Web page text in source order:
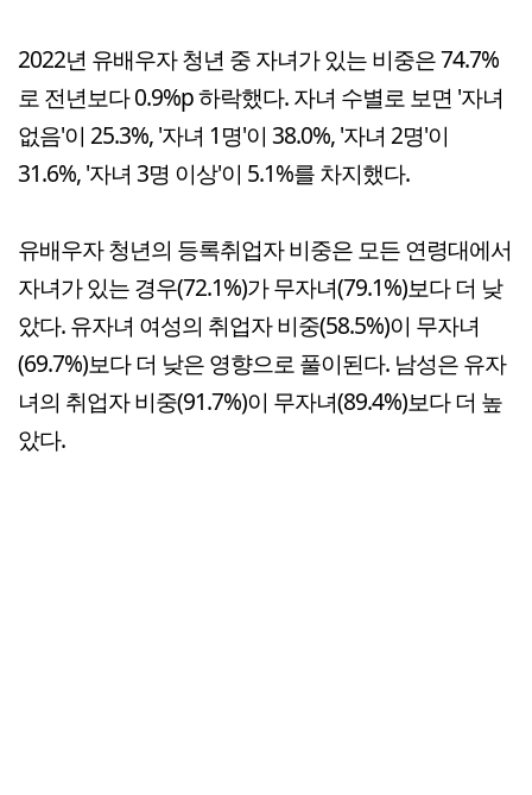
2022년 유배우자 청년 중 자녀가 있는 비중은 74.7%
로 전년보다 0.9%p 하락했다. 자녀 수별로 보면 '자녀
없음'이 25.3%, '자녀 1명'이 38.0%, '자녀 2명'이
31.6%, '자녀 3명 이상'이 5.1%를 차지했다.
유배우자 청년의 등록취업자 비중은 모든 연령대에서
자녀가 있는 경우(72.1%)가 무자녀(79.1%)보다 더 낮
았다. 유자녀 여성의 취업자 비중(58.5%)이 무자녀
(69.7%)보다 더 낮은 영향으로 풀이된다. 남성은 유자
녀의 취업자 비중(91.7%)이 무자녀(89.4%)보다 더 높
았다.